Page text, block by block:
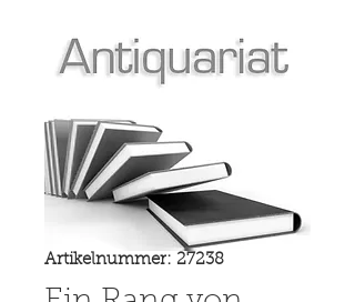
Artikelnummer: 27238